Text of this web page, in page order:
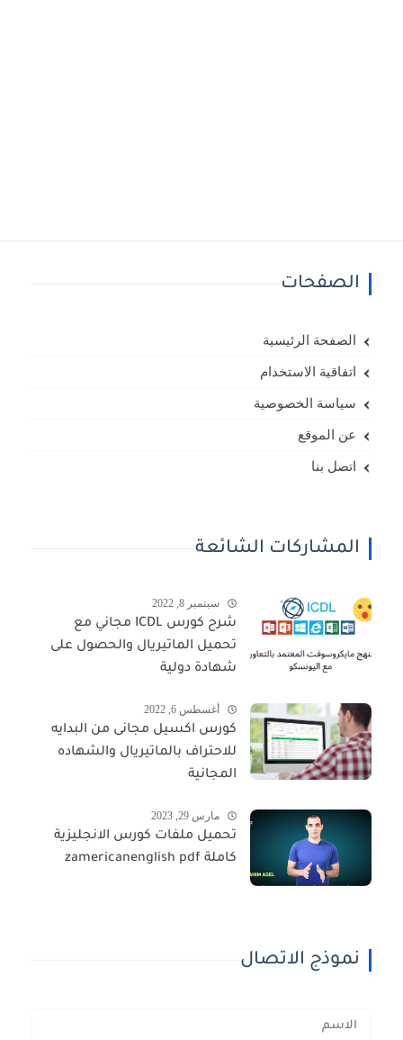
الصفحات
الصفحة الرئيسية
اتفاقية الاستخدام
سياسة الخصوصية
عن الموقع
اتصل بنا
المشاركات الشائعة
سبتمبر 8, 2022
شرح كورس ICDL مجاني مع
تحميل الماتيريال والحصول على
شهادة دولية
أغسطس 6, 2022
كورس اكسيل مجانى من البدايه
للاحتراف بالماتيريال والشهاده
المجانية
مارس 29, 2023
تحميل ملفات كورس الانجليزية
كاملة zamericanenglish pdf
نموذج الاتصال